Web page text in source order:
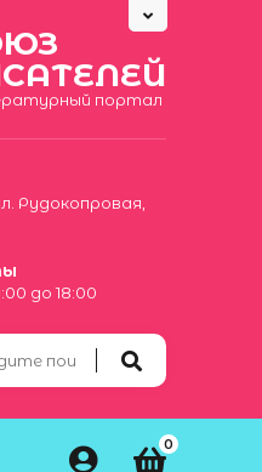
портал
Рудокопровая,
до 18:00
0